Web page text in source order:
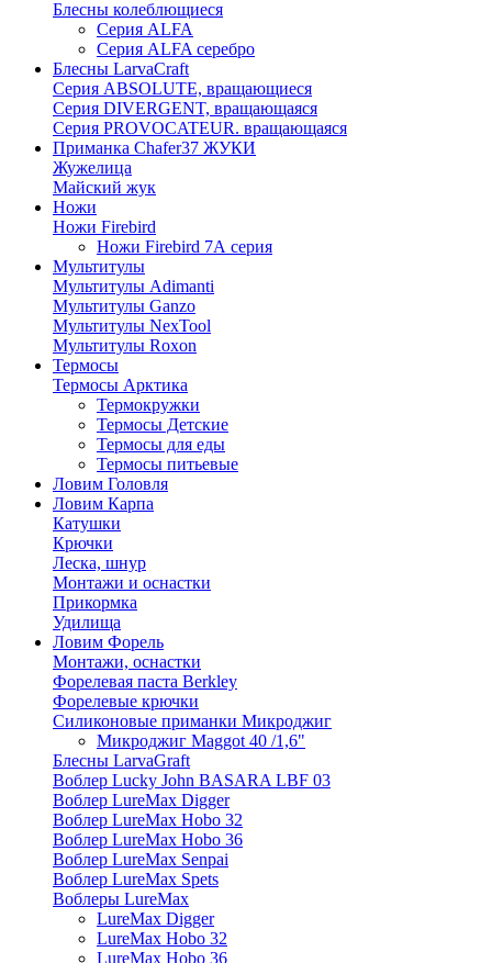
Блесны колеблющиеся
Серия ALFA
Серия ALFA серебро
Блесны LarvaCraft
Серия ABSOLUTE, вращающиеся
Серия DIVERGENT, вращающаяся
Серия PROVOCATEUR. вращающаяся
Приманка Chafer37 ЖУКИ
Жужелица
Майский жук
Ножи
Ножи Firebird
Ножи Firebird 7А серия
Мультитулы
Мультитулы Adimanti
Мультитулы Ganzo
Мультитулы NexTool
Мультитулы Roxon
Термосы
Термосы Арктика
Термокружки
Термосы Детские
Термосы для еды
Термосы питьевые
Ловим Головля
Ловим Карпа
Катушки
Крючки
Леска, шнур
Монтажи и оснастки
Прикормка
Удилища
Ловим Форель
Монтажи, оснастки
Форелевая паста Berkley
Форелевые крючки
Силиконовые приманки Микроджиг
Микроджиг Maggot 40 /1,6"
Блесны LarvaGraft
Воблер Lucky John BASARA LBF 03
Воблер LureMax Digger
Воблер LureMax Hobo 32
Воблер LureMax Hobo 36
Воблер LureMax Senpai
Воблер LureMax Spets
Воблеры LureMax
LureMax Digger
LureMax Hobo 32
LureMax Hobo 36